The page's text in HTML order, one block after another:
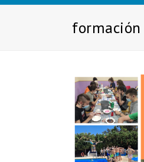
formación